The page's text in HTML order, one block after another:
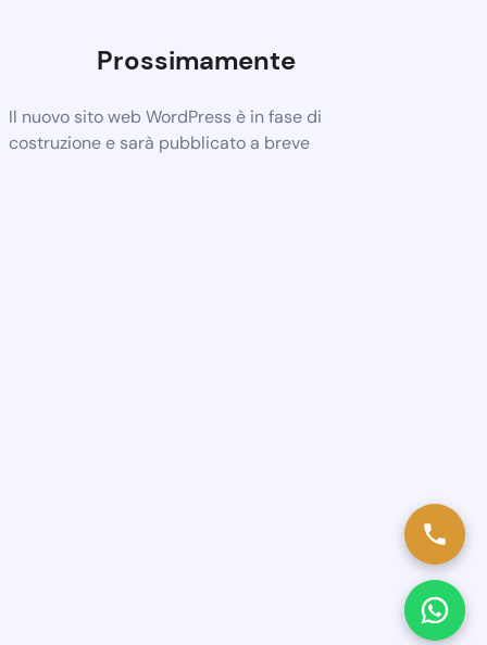
Prossimamente
Il nuovo sito web WordPress è in fase di
costruzione e sarà pubblicato a breve